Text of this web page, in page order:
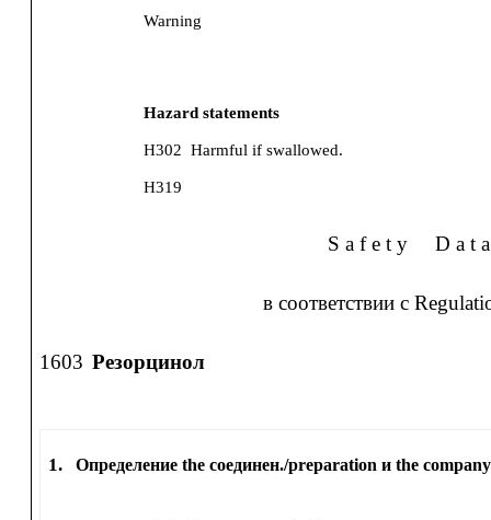
Warning
Hazard statements
H302 Harmful if swallowed.
H319
S a f e t y D a t a
в соответствии с
1603 Резорцинол
1. Определение the соединен./preparation и the